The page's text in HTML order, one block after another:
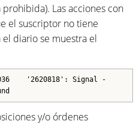
Las acciones con
el suscriptor no tiene
diario se muestra el
'2620818': Signal -
y/o órdenes